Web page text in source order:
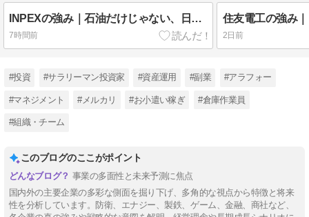
INPEXの強み｜石油だけじゃない、日本の未来を支えるエネルギー企業｜企業研究 #011
7時間前 2日前
#投資 #サラリーマン投資家 #資産運用 #副業 #アラフォー
#マネジメント #メルカリ #お小遣い稼ぎ #倉庫作業員
#組織・チーム
このブログのここがポイント
事業の多面性と未来予測に焦点
国内外の主要企業の多彩な側面を掘り下げ、多角的な視点から特徴と将来
性を分析しています。防衛、エナジー、製鉄、ゲーム、金融、商社など、